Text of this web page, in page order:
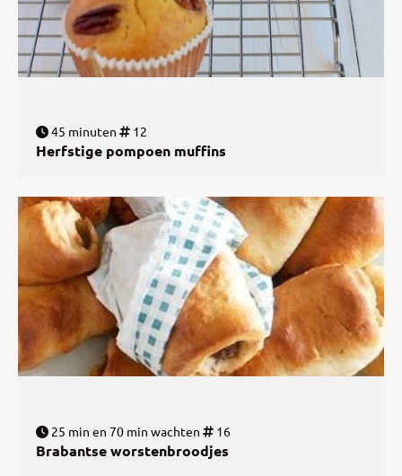
45 minuten 12
Herfstige pompoen muffins
25 min en 70 min wachten 16
Brabantse worstenbroodjes